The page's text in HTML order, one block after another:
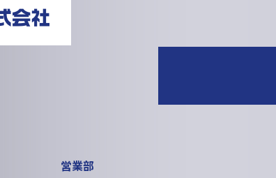
営業部